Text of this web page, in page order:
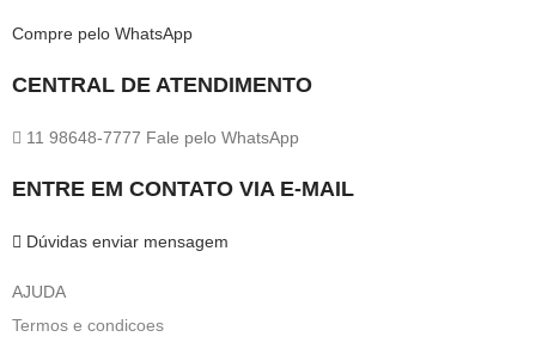
Compre pelo WhatsApp
CENTRAL DE ATENDIMENTO
11 98648-7777 Fale pelo WhatsApp
ENTRE EM CONTATO VIA E-MAIL
Dúvidas enviar mensagem
AJUDA
Termos e condicoes